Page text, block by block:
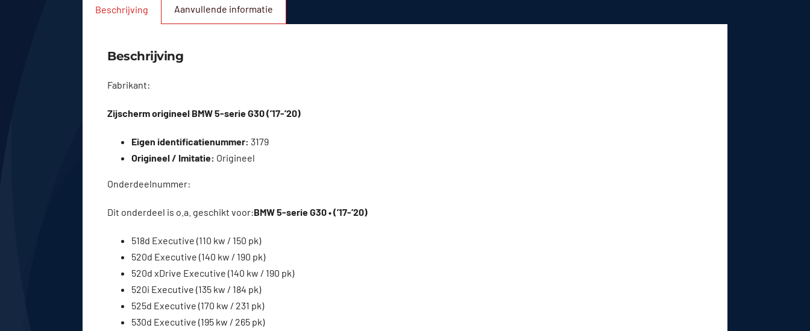
Beschrijving Aanvullende informatie
Beschrijving
Fabrikant:
Zijscherm origineel BMW 5-serie G30 (’17-’20)
Eigen identificatienummer: 3179
Origineel / Imitatie: Origineel
Onderdeelnummer:
Dit onderdeel is o.a. geschikt voor:BMW 5-serie G30 • (’17-’20)
518d Executive (110 kw / 150 pk)
520d Executive (140 kw / 190 pk)
520d xDrive Executive (140 kw / 190 pk)
520i Executive (135 kw / 184 pk)
525d Executive (170 kw / 231 pk)
530d Executive (195 kw / 265 pk)